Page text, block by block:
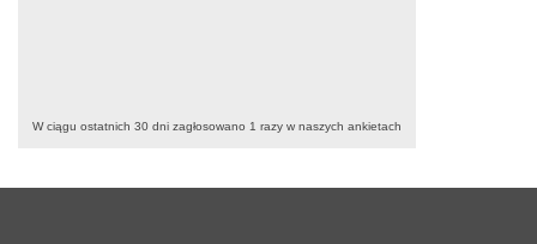
W ciągu ostatnich 30 dni zagłosowano 1 razy w naszych ankietach